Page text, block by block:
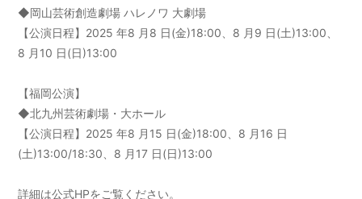
◆岡山芸術創造劇場 ハレノワ 大劇場
【公演日程】2025 年8 月8 日(金)18:00、8 月9 日(土)13:00、
8 月10 日(日)13:00
【福岡公演】
◆北九州芸術劇場・大ホール
【公演日程】2025 年8 月15 日(金)18:00、8 月16 日
(土)13:00/18:30、8 月17 日(日)13:00
詳細は公式HPをご覧ください。